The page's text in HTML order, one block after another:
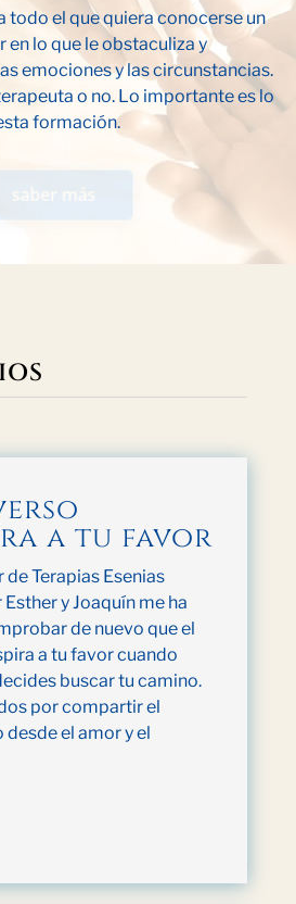
todo el que quiera conocerse un
lo que le obstaculiza y
emociones y las circunstancias.
o no. Lo importante es lo
formación.
saber más
a tu favor
Terapias Esenias
y Joaquín me ha
de nuevo que el
a tu favor cuando
buscar tu camino.
por compartir el
el amor y el